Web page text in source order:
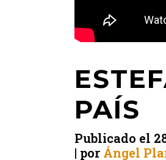
PAÍS
Publicado el
por Ángel